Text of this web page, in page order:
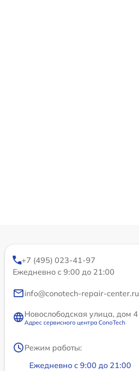
+7 (495) 023-41-97
Ежедневно с 9:00 до 21:00
info@conotech-repair-center.ru
Новослободская улица, дом 4
Адрес сервисного центра ConoTech
Режим работы:
Ежедневно с 9:00 до 21:00